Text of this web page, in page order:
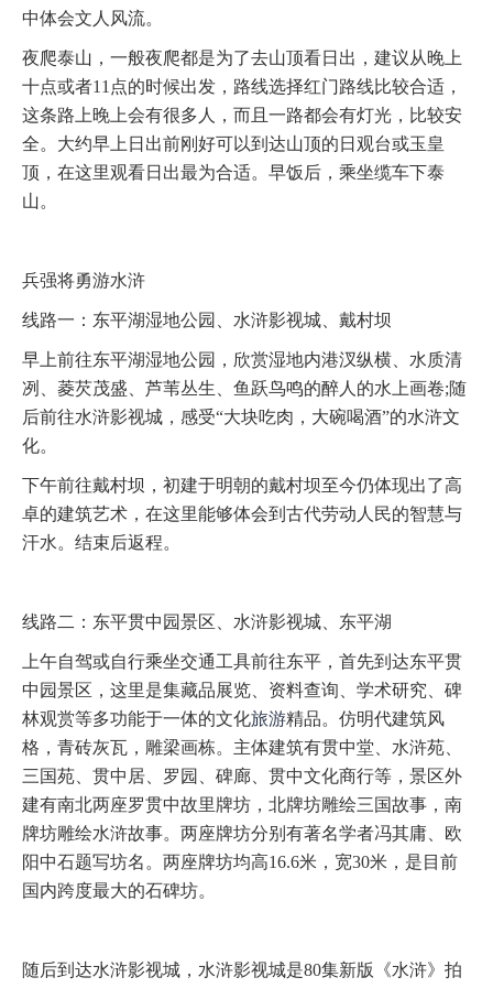
中体会文人风流。
夜爬泰山，一般夜爬都是为了去山顶看日出，建议从晚上
十点或者11点的时候出发，路线选择红门路线比较合适，
这条路上晚上会有很多人，而且一路都会有灯光，比较安
全。大约早上日出前刚好可以到达山顶的日观台或玉皇
顶，在这里观看日出最为合适。早饭后，乘坐缆车下泰
山。
兵强将勇游水浒
线路一：东平湖湿地公园、水浒影视城、戴村坝
早上前往东平湖湿地公园，欣赏湿地内港汊纵横、水质清
冽、菱芡茂盛、芦苇丛生、鱼跃鸟鸣的醉人的水上画卷;随
后前往水浒影视城，感受“大块吃肉，大碗喝酒”的水浒文
化。
下午前往戴村坝，初建于明朝的戴村坝至今仍体现出了高
卓的建筑艺术，在这里能够体会到古代劳动人民的智慧与
汗水。结束后返程。
线路二：东平贯中园景区、水浒影视城、东平湖
上午自驾或自行乘坐交通工具前往东平，首先到达东平贯
中园景区，这里是集藏品展览、资料查询、学术研究、碑
林观赏等多功能于一体的文化旅游精品。仿明代建筑风
格，青砖灰瓦，雕梁画栋。主体建筑有贯中堂、水浒苑、
三国苑、贯中居、罗园、碑廊、贯中文化商行等，景区外
建有南北两座罗贯中故里牌坊，北牌坊雕绘三国故事，南
牌坊雕绘水浒故事。两座牌坊分别有著名学者冯其庸、欧
阳中石题写坊名。两座牌坊均高16.6米，宽30米，是目前
国内跨度最大的石碑坊。
随后到达水浒影视城，水浒影视城是80集新版《水浒》拍